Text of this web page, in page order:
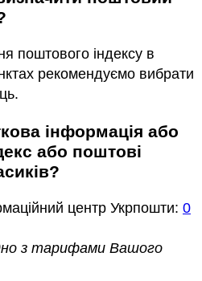
поштового індексу в
рекомендуємо вибрати
або поштові
центр Укрпошти: 0
з тарифами Вашого